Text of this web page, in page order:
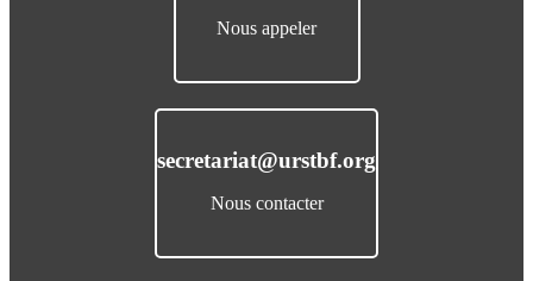
Nous appeler
secretariat@urstbf.org
Nous contacter